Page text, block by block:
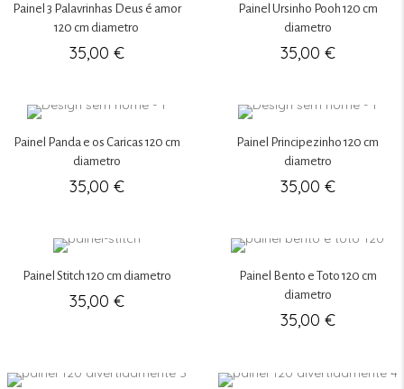
Painel 3 Palavrinhas Deus é amor
120 cm diametro
35,00 €
Painel Ursinho Pooh 120 cm
diametro
35,00 €
Painel Panda e os Caricas 120 cm
diametro
35,00 €
Painel Principezinho 120 cm
diametro
35,00 €
Painel Stitch 120 cm diametro
35,00 €
Painel Bento e Toto 120 cm
diametro
35,00 €